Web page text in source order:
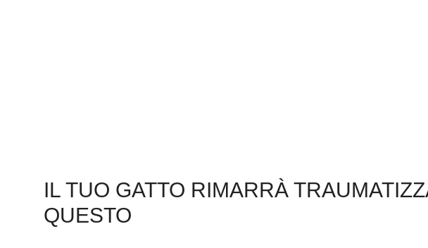
IL TUO GATTO RIMARRÀ
QUESTO